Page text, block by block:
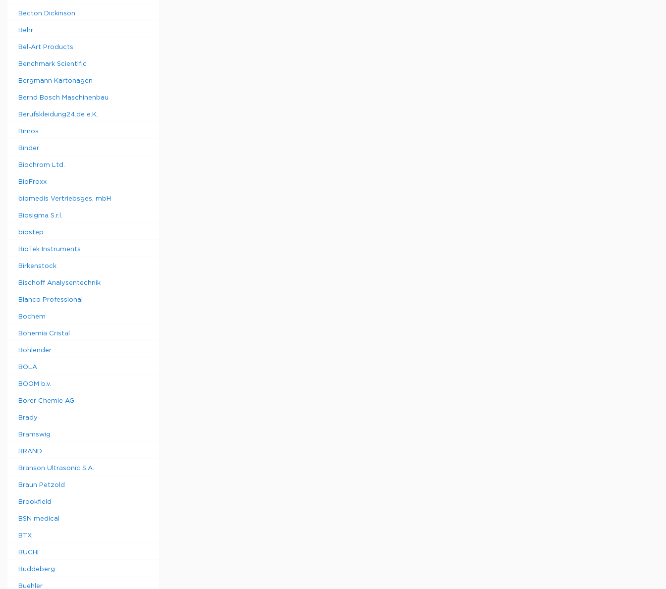
Becton Dickinson
Behr
Bel-Art Products
Benchmark Scientific
Bergmann Kartonagen
Bernd Bosch Maschinenbau
Berufskleidung24.de e.K.
Bimos
Binder
Biochrom Ltd.
BioFroxx
biomedis Vertriebsges. mbH
Biosigma S.r.l.
biostep
BioTek Instruments
Birkenstock
Bischoff Analysentechnik
Blanco Professional
Bochem
Bohemia Cristal
Bohlender
BOLA
BOOM b.v.
Borer Chemie AG
Brady
Bramswig
BRAND
Branson Ultrasonic S.A.
Braun Petzold
Brookfield
BSN medical
BTX
BUCHI
Buddeberg
Buehler